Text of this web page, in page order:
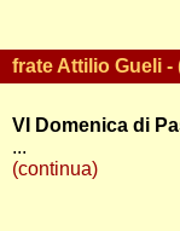
frate Attilio Gueli -
VI Domenica di
...
(continua)